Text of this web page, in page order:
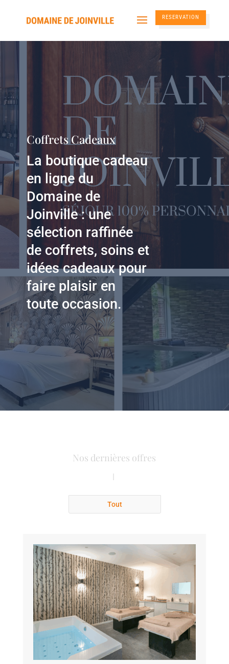
RESERVATION
Coffrets Cadeaux
La boutique cadeau
en ligne du
Domaine de
Joinville : une
sélection raffinée
de coffrets, soins et
idées cadeaux pour
faire plaisir en
toute occasion.
Nos dernières offres
Tout